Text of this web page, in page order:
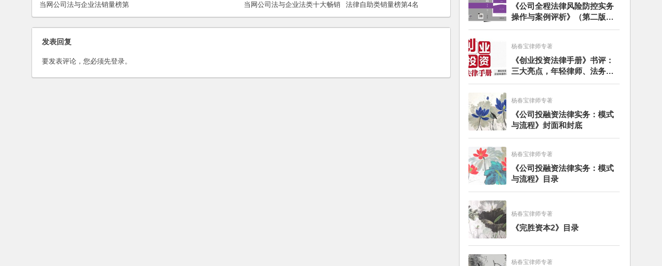
当网公司法与企业法销量榜第
17名
当网公司法与企业法类十大畅销
图书榜
法律自助类销量榜第4名
发表回复
要发表评论，您必须先登录。
《公司全程法律风险防控实务
操作与案例评析》（第二版）
出版发行
杨春宝律师专著
《创业投资法律手册》书评：
三大亮点，年轻律师、法务的
入门必读书籍
杨春宝律师专著
《公司投融资法律实务：模式
与流程》封面和封底
杨春宝律师专著
《公司投融资法律实务：模式
与流程》目录
杨春宝律师专著
《完胜资本2》目录
杨春宝律师专著